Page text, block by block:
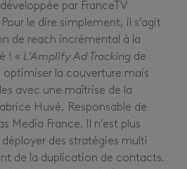
par FranceTV
le dire simplement, il s’agit
de reach incrémental à la
! « L’Amplify Ad Tracking de
optimiser la couverture mais
avec une maîtrise de la
Huvé, Responsable de
Media France. Il n’est plus
des stratégies multi
de la duplication de contacts.